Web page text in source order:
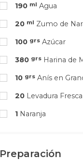
190 ml Agua
20 ml Zumo de
100 grs Azúcar
380 grs Harina de
10 grs Anís en
20 Levadura Fresca
1 Naranja
Preparación